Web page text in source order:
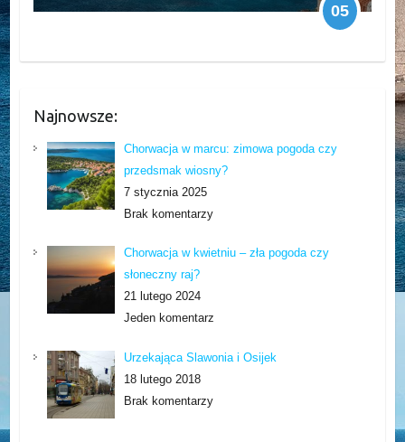
05
Najnowsze:
Chorwacja w marcu: zimowa pogoda czy
przedsmak wiosny?
7 stycznia 2025
Brak komentarzy
Chorwacja w kwietniu – zła pogoda czy
słoneczny raj?
21 lutego 2024
Jeden komentarz
Urzekająca Slawonia i Osijek
18 lutego 2018
Brak komentarzy